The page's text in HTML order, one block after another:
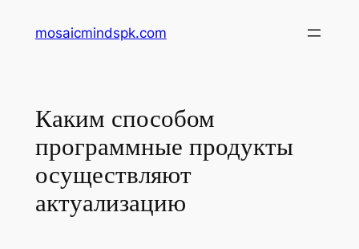
mosaicmindspk.com
Каким способом
программные продукты
осуществляют
актуализацию